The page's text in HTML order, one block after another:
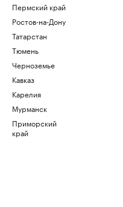
Пермский край
Ростов-на-Дону
Татарстан
Тюмень
Черноземье
Кавказ
Карелия
Мурманск
Приморский
край